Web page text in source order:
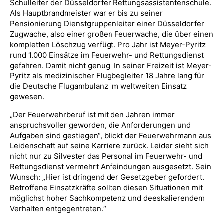
Schulleiter der Düsseldorfer Rettungsassistentenschule.
Als Hauptbrandmeister war er bis zu seiner
Pensionierung Dienstgruppenleiter einer Düsseldorfer
Zugwache, also einer großen Feuerwache, die über einen
kompletten Löschzug verfügt. Pro Jahr ist Meyer-Pyritz
rund 1.000 Einsätze im Feuerwehr- und Rettungsdienst
gefahren. Damit nicht genug: In seiner Freizeit ist Meyer-
Pyritz als medizinischer Flugbegleiter 18 Jahre lang für
die Deutsche Flugambulanz im weltweiten Einsatz
gewesen.
„Der Feuerwehrberuf ist mit den Jahren immer
anspruchsvoller geworden, die Anforderungen und
Aufgaben sind gestiegen“, blickt der Feuerwehrmann aus
Leidenschaft auf seine Karriere zurück. Leider sieht sich
nicht nur zu Silvester das Personal im Feuerwehr- und
Rettungsdienst vermehrt Anfeindungen ausgesetzt. Sein
Wunsch: „Hier ist dringend der Gesetzgeber gefordert.
Betroffene Einsatzkräfte sollten diesen Situationen mit
möglichst hoher Sachkompetenz und deeskalierendem
Verhalten entgegentreten.“